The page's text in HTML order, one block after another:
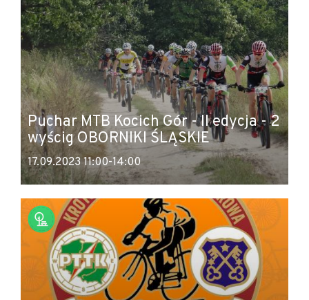
Puchar MTB Kocich Gór - II edycja - 2
wyścig OBORNIKI ŚLĄSKIE
17.09.2023 11:00-14:00